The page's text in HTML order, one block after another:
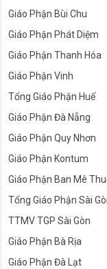
Giáo Phận Bùi Chu
Giáo Phận Phát Diệm
Giáo Phận Thanh Hóa
Giáo Phận Vinh
Tổng Giáo Phận Huế
Giáo Phận Đà Nẵng
Giáo Phận Quy Nhơn
Giáo Phận Kontum
Giáo Phận Ban Mê
Tổng Giáo Phận Sài
TTMV TGP Sài Gòn
Giáo Phận Bà Rịa
Giáo Phận Đà Lạt